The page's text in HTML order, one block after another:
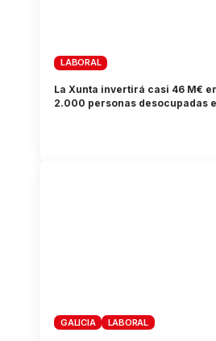
LABORAL
La Xunta invertirá casi 46 M€
2.000 personas desocupadas
GALICIA LABORAL